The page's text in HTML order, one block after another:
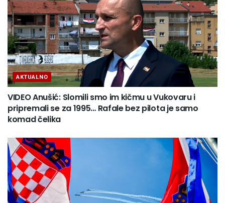
AKTUALNO
VIDEO Anušić: Slomili smo im kičmu u Vukovaru i
pripremali se za 1995… Rafale bez pilota je samo
komad čelika